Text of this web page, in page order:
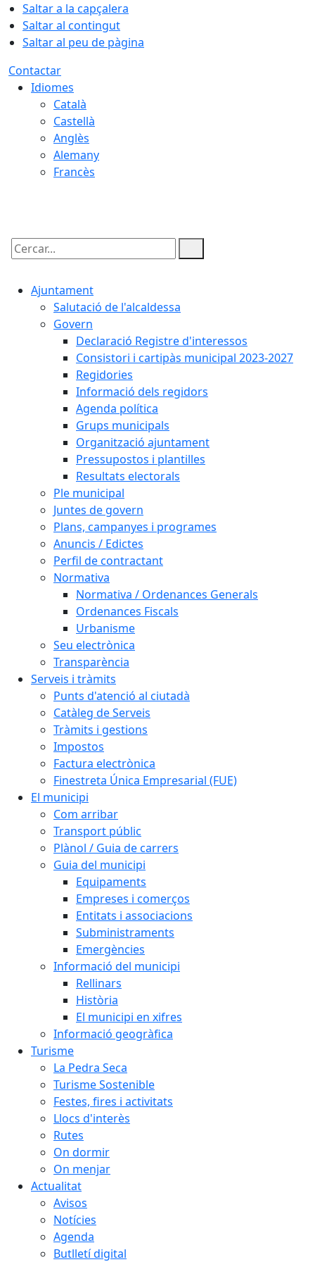
Saltar a la capçalera
Saltar al contingut
Saltar al peu de pàgina
Contactar
Idiomes
Català
Castellà
Anglès
Alemany
Francès
Cercar:
Ajuntament
Salutació de l'alcaldessa
Govern
Declaració Registre d'interessos
Consistori i cartipàs municipal 2023-2027
Regidories
Informació dels regidors
Agenda política
Grups municipals
Organització ajuntament
Pressupostos i plantilles
Resultats electorals
Ple municipal
Juntes de govern
Plans, campanyes i programes
Anuncis / Edictes
Perfil de contractant
Normativa
Normativa / Ordenances Generals
Ordenances Fiscals
Urbanisme
Seu electrònica
Transparència
Serveis i tràmits
Punts d'atenció al ciutadà
Catàleg de Serveis
Tràmits i gestions
Impostos
Factura electrònica
Finestreta Única Empresarial (FUE)
El municipi
Com arribar
Transport públic
Plànol / Guia de carrers
Guia del municipi
Equipaments
Empreses i comerços
Entitats i associacions
Subministraments
Emergències
Informació del municipi
Rellinars
Història
El municipi en xifres
Informació geogràfica
Turisme
La Pedra Seca
Turisme Sostenible
Festes, fires i activitats
Llocs d'interès
Rutes
On dormir
On menjar
Actualitat
Avisos
Notícies
Agenda
Butlletí digital